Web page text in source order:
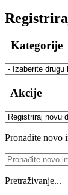
Kategorije
Akcije
Pronađite novo
Pretraživanje...